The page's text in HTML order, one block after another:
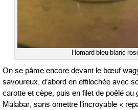
Homard bleu blanc
On se pâme encore devant le bœuf
savoureux, d’abord en effilochée avec
carotte et cèpe, puis en filet de poêlé au
Malabar, sans omettre l’incroyable «